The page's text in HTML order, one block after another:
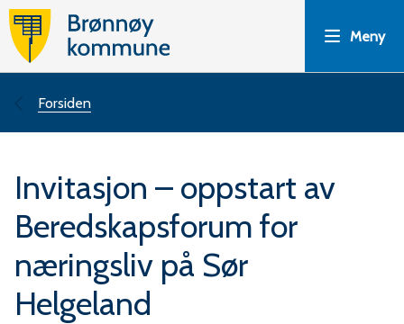
r
n
ø
y
Meny
Du
her:
Forsiden
Invitasjon – oppstart av
Beredskapsforum for
næringsliv på Sør
Helgeland